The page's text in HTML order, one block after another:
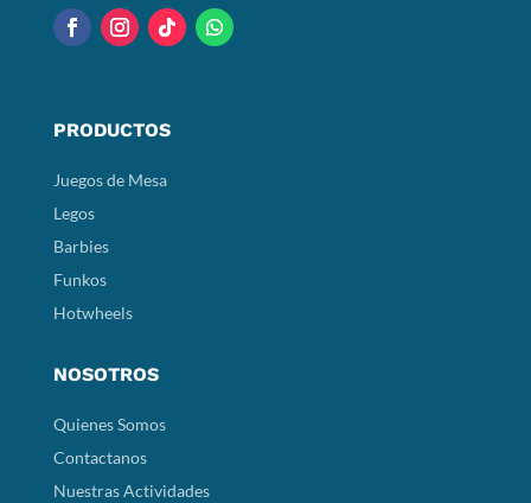
PRODUCTOS
Juegos de Mesa
Legos
Barbies
Funkos
Hotwheels
NOSOTROS
Quienes Somos
Contactanos
Nuestras Actividades